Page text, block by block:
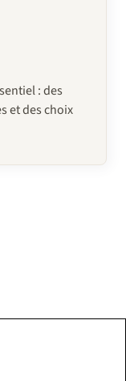
: des
et des choix